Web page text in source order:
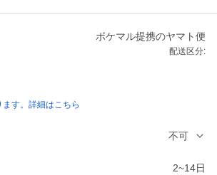
ポケマル提携のヤマト便
配送区分:
す。詳細はこちら
不可
2~14日